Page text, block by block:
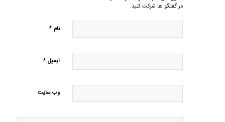
در گفتگو ها شرکت کنید.
نام *
ایمیل*
وب‌ سایت